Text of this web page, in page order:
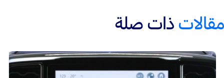
مقالات ذات صلة